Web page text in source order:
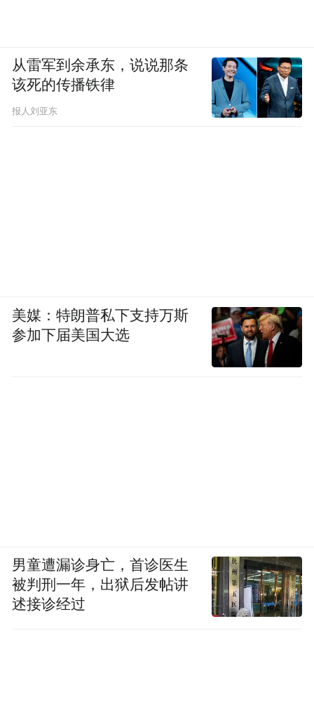
从雷军到余承东，说说那条
该死的传播铁律
报人刘亚东
美媒：特朗普私下支持万斯
参加下届美国大选
男童遭漏诊身亡，首诊医生
被判刑一年，出狱后发帖讲
述接诊经过